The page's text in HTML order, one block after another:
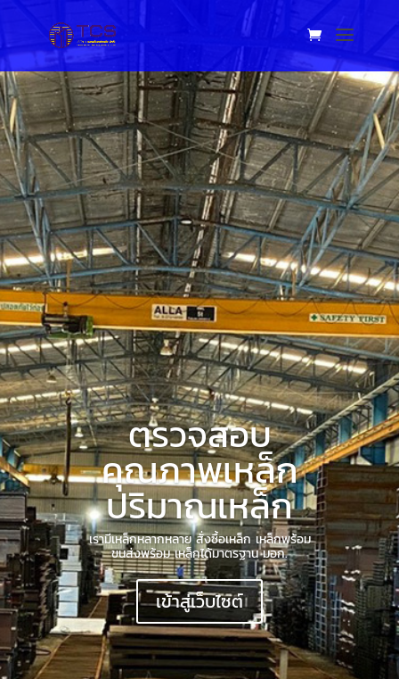
ตรวจสอบ
คุณภาพเหล็ก
ปริมาณเหล็ก
เรามีเหล็กหลากหลาย สั่งซื้อเหล็ก เหล็กพร้อม
ขนส่งพร้อม เหล็กได้มาตรฐาน มอก.
เข้าสู่เว็บไซต์